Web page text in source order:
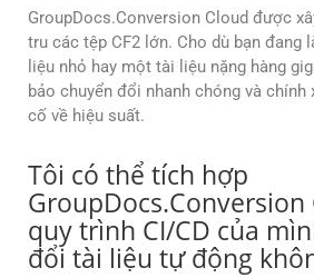
GroupDocs.Conversion Cloud được
tru các tệp CF2 lớn. Cho dù bạn đang
liệu nhỏ hay một tài liệu nặng hàng
bảo chuyển đổi nhanh chóng và
cố về hiệu suất.
Tôi có thể tích hợp
GroupDocs.Conversion
quy trình CI/CD của
đổi tài liệu tự động